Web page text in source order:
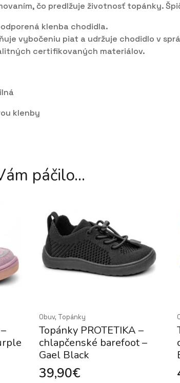
čo predlžuje životnosť topánky.
klenba chodidla.
vybočeniu piat a udržuje chodidlo v
certifikovaných materiálov.
klenby
páčilo…
Obuv, Topánky
Topánky PROTETIKA –
chlapčenské barefoot –
Gael Black
39,90€